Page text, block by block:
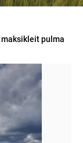
pulma